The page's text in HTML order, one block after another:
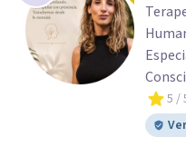
5 /